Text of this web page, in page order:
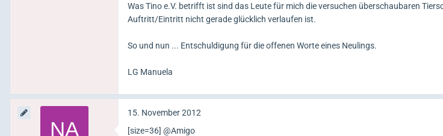
Was Tino e.V. betrifft ist sind das Leute für mich die versuchen überschaubaren
Auftritt/Eintritt nicht gerade glücklich verlaufen ist.
So und nun ... Entschuldigung für die offenen Worte eines Neulings.
LG Manuela
15. November 2012
[size=36] @Amigo